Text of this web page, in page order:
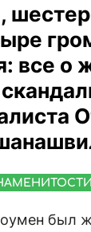
все о
был